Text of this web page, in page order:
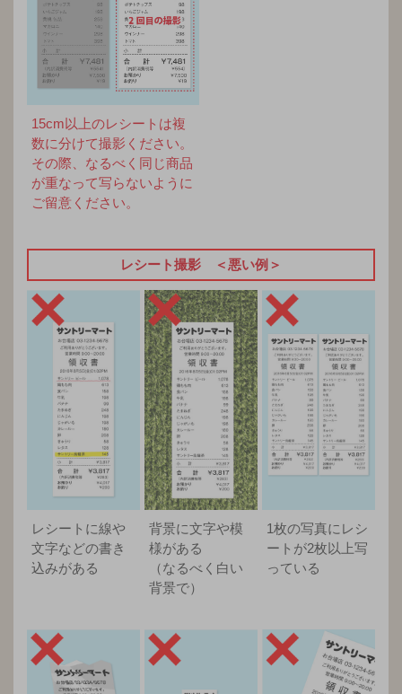
15cm以上のレシートは複
数に分けて撮影ください。
その際、なるべく同じ商品
が重なって写らないように
ご留意ください。
レシート撮影 ＜悪い例＞
レシートに線や
文字などの書き
込みがある
背景に文字や模
様がある
（なるべく白い
背景で）
1枚の写真にレシ
ートが2枚以上写
っている